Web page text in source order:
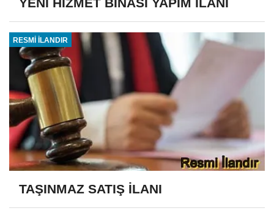
RESMİ İLANDIR
TAŞINMAZ SATIŞ İLANI